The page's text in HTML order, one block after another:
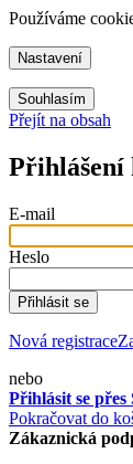
Používáme
Nastavení
Souhlasím
Přejít na obsah
Přihlášení
E-mail
Heslo
Přihlásit se
Nová registrace
nebo
Přihlásit se přes
Pokračovat do
Zákaznická